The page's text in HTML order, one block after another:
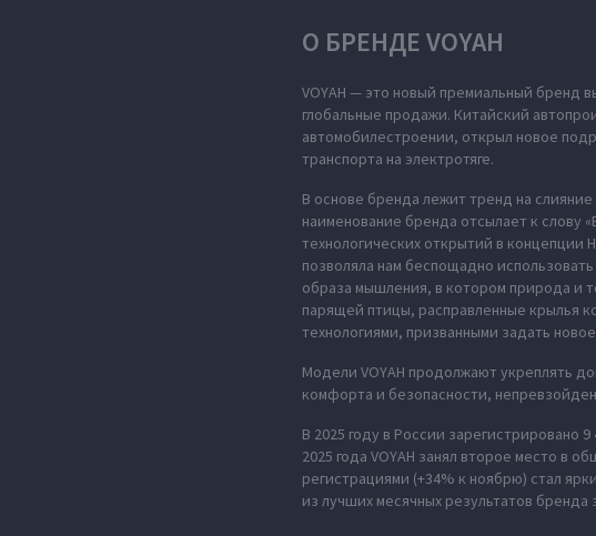
О БРЕНДЕ VOYAH
VOYAH — это новый премиальный бренд
глобальные продажи. Китайский
автомобилестроении, открыл новое
транспорта на электротяге.
В основе бренда лежит тренд на
наименование бренда отсылает к слову
технологических открытий в концепции
позволяла нам беспощадно
образа мышления, в котором природа и
парящей птицы, расправленные крылья
технологиями, призванными задать
Модели VOYAH продолжают укреплять
комфорта и безопасности,
В 2025 году в России зарегистрировано
2025 года VOYAH занял второе место в
регистрациями (+34% к ноябрю) стал
из лучших месячных результатов